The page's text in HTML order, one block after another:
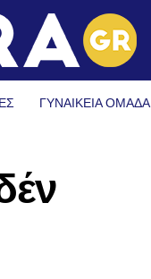
ΓΥΝΑΙΚΕΊΑ ΟΜΆΔΑ